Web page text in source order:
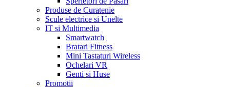
Produse de Curatenie
Scule electrice si Unelte
IT si Multimedia
Smartwatch
Bratari Fitness
Mini Tastaturi Wireless
Ochelari VR
Genti si Huse
Promotii